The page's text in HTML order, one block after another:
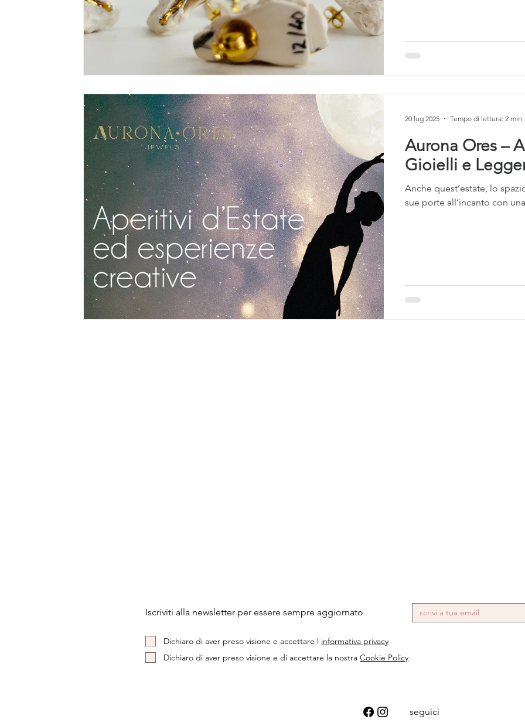
l’esperienza milanese, dove
Aurona Ores –
Gioielli e
Anche quest’estate, lo spazio
sue porte all’incanto con
20 lug 2025 Tempo di lettura: 2 min
Iscriviti alla newsletter per essere sempre aggiornato
Dichiaro di aver preso visione e accettare l informativa privacy
Dichiaro di aver preso visione e di accettare la nostra Cookie Policy
seguici